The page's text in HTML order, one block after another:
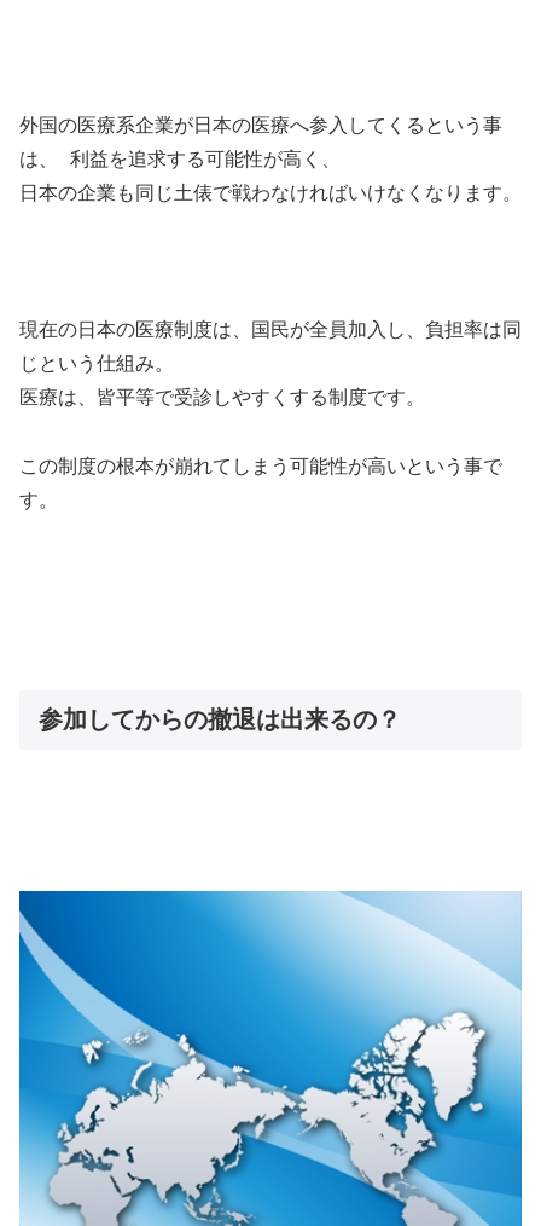
外国の医療系企業が日本の医療へ参入してくるという事
は、 利益を追求する可能性が高く、
日本の企業も同じ土俵で戦わなければいけなくなります。
現在の日本の医療制度は、国民が全員加入し、負担率は同
じという仕組み。
医療は、皆平等で受診しやすくする制度です。
この制度の根本が崩れてしまう可能性が高いという事で
す。
参加してからの撤退は出来るの？